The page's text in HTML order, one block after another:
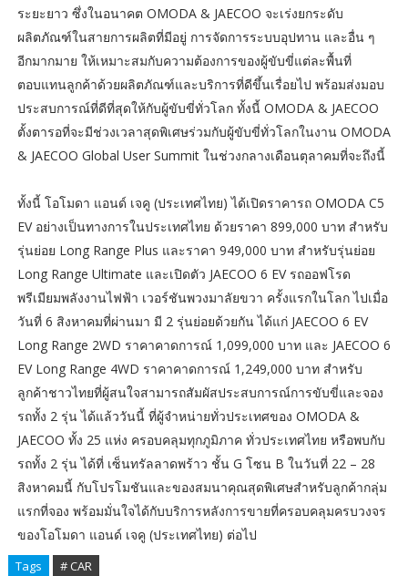
ระยะยาว ซึ่งในอนาคต OMODA & JAECOO จะเร่งยกระดับ
ผลิตภัณฑ์ในสายการผลิตที่มีอยู่ การจัดการระบบอุปทาน และอื่น ๆ
อีกมากมาย ให้เหมาะสมกับความต้องการของผู้ขับขี่แต่ละพื้นที่
ตอบแทนลูกค้าด้วยผลิตภัณฑ์และบริการที่ดีขึ้นเรื่อยไป พร้อมส่งมอบ
ประสบการณ์ที่ดีที่สุดให้กับผู้ขับขี่ทั่วโลก ทั้งนี้ OMODA & JAECOO
ตั้งตารอที่จะมีช่วงเวลาสุดพิเศษร่วมกับผู้ขับขี่ทั่วโลกในงาน OMODA
& JAECOO Global User Summit ในช่วงกลางเดือนตุลาคมที่จะถึงนี้
ทั้งนี้ โอโมดา แอนด์ เจคู (ประเทศไทย) ได้เปิดราคารถ OMODA C5
EV อย่างเป็นทางการในประเทศไทย ด้วยราคา 899,000 บาท สำหรับ
รุ่นย่อย Long Range Plus และราคา 949,000 บาท สำหรับรุ่นย่อย
Long Range Ultimate และเปิดตัว JAECOO 6 EV รถออฟโรด
พรีเมียมพลังงานไฟฟ้า เวอร์ชันพวงมาลัยขวา ครั้งแรกในโลก ไปเมื่อ
วันที่ 6 สิงหาคมที่ผ่านมา มี 2 รุ่นย่อยด้วยกัน ได้แก่ JAECOO 6 EV
Long Range 2WD ราคาคาดการณ์ 1,099,000 บาท และ JAECOO 6
EV Long Range 4WD ราคาคาดการณ์ 1,249,000 บาท สำหรับ
ลูกค้าชาวไทยที่ผู้สนใจสามารถสัมผัสประสบการณ์การขับขี่และจอง
รถทั้ง 2 รุ่น ได้แล้ววันนี้ ที่ผู้จำหน่ายทั่วประเทศของ OMODA &
JAECOO ทั้ง 25 แห่ง ครอบคลุมทุกภูมิภาค ทั่วประเทศไทย หรือพบกับ
รถทั้ง 2 รุ่น ได้ที่ เซ็นทรัลลาดพร้าว ชั้น G โซน B ในวันที่ 22 – 28
สิงหาคมนี้ กับโปรโมชันและของสมนาคุณสุดพิเศษสำหรับลูกค้ากลุ่ม
แรกที่จอง พร้อมมั่นใจได้กับบริการหลังการขายที่ครอบคลุมครบวงจร
ของโอโมดา แอนด์ เจคู (ประเทศไทย) ต่อไป
Tags # CAR